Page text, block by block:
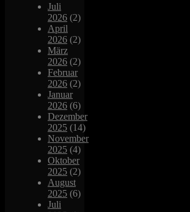
Juli
2026 (2)
April
2026 (2)
März
2026 (2)
Februar
2026 (2)
Januar
2026 (6)
Dezember
2025 (14)
November
2025 (4)
Oktober
2025 (2)
August
2025 (6)
Juli